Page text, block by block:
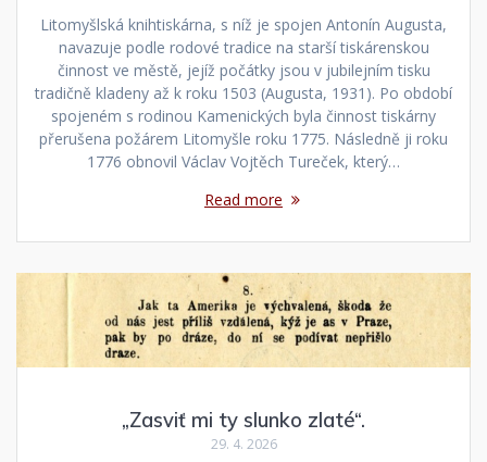
Litomyšlská knihtiskárna, s níž je spojen Antonín Augusta,
navazuje podle rodové tradice na starší tiskárenskou
činnost ve městě, jejíž počátky jsou v jubilejním tisku
tradičně kladeny až k roku 1503 (Augusta, 1931). Po období
spojeném s rodinou Kamenických byla činnost tiskárny
přerušena požárem Litomyšle roku 1775. Následně ji roku
1776 obnovil Václav Vojtěch Tureček, který…
Read more
„Zasviť mi ty slunko zlaté“.
29. 4. 2026